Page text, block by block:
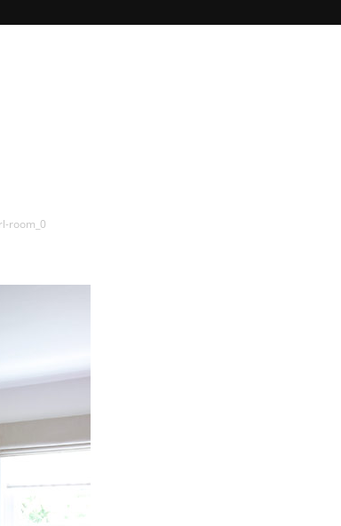
room_0